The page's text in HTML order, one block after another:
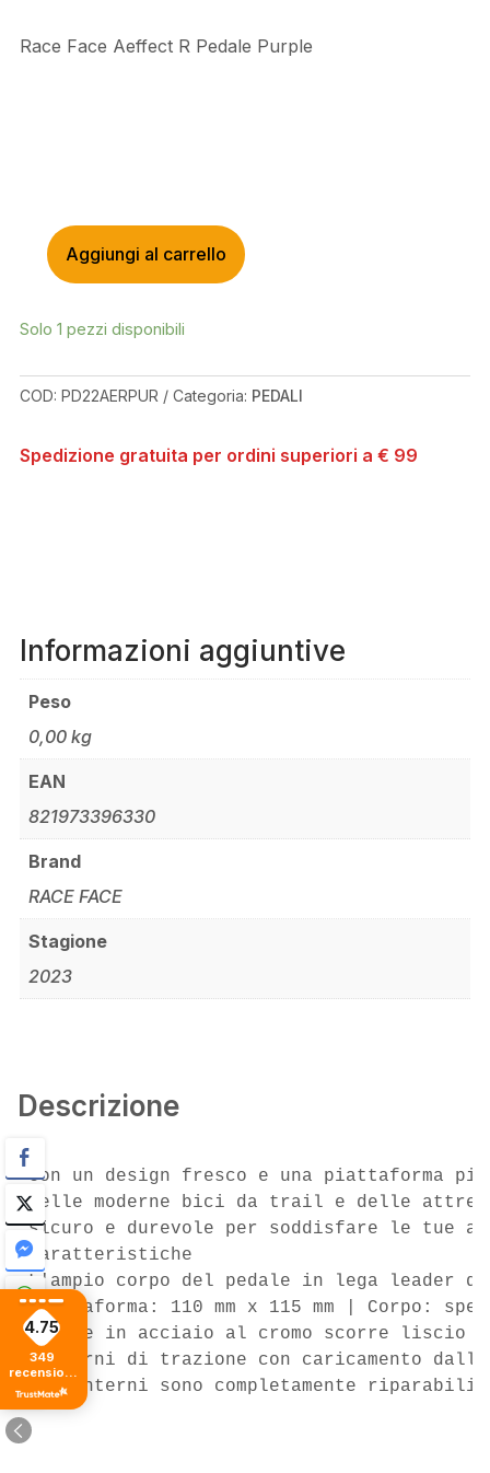
Race Face Aeffect R Pedale Purple
RACE
R
PURPLE
Aggiungi al carrello
Solo 1 pezzi disponibili
COD: PD22AERPUR Categoria: PEDALI
Spedizione gratuita per ordini superiori a € 99
Informazioni aggiuntive
Peso
0,00 kg
EAN
821973396330
Brand
RACE FACE
Stagione
2023
Descrizione
Con un design fresco e una piattaforma
delle moderne bici da trail e delle
sicuro e durevole per soddisfare le tue
Caratteristiche
L'ampio corpo del pedale in lega leader
Piattaforma: 110 mm x 115 mm | Corpo:
L'asse in acciaio al cromo scorre liscio
10 perni di trazione con caricamento
Gli interni sono completamente
4.75
349
recensioni
di tutti i